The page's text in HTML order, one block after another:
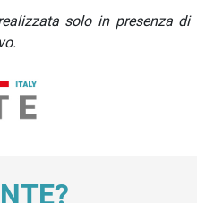
solo in presenza